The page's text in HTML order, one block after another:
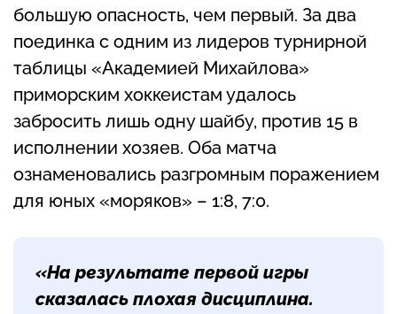
большую опасность, чем первый. За два
поединка с одним из лидеров турнирной
таблицы «Академией Михайлова»
приморским хоккеистам удалось
забросить лишь одну шайбу, против 15 в
исполнении хозяев. Оба матча
ознаменовались разгромным поражением
для юных «моряков» – 1:8, 7:0.
«На результате первой игры
сказалась плохая дисциплина.